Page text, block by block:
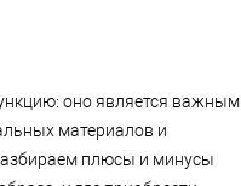
оно является важным
материалов и
плюсы и минусы